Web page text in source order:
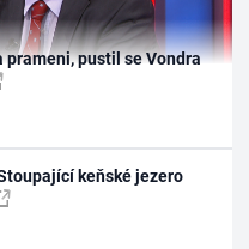
prameni, pustil se Vondra
keňské jezero